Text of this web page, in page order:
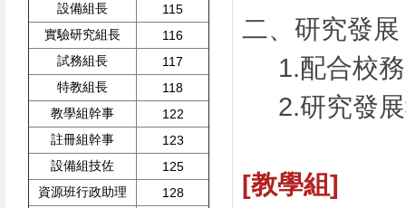
設備組長
115
實驗研究組長
116
試務組長
117
特教組長
118
教學組幹事
122
註冊組幹事
123
設備組技佐
125
資源班行政助理
128
二、研究發展
1.配合校
2.研究發
[教學組]